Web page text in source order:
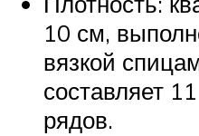
10 см,
вязкой
составляет
рядов.